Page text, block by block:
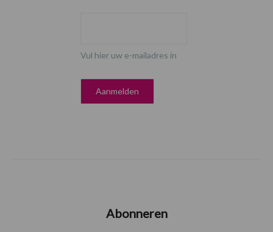
Vul hier uw e-mailadres in
Abonneren